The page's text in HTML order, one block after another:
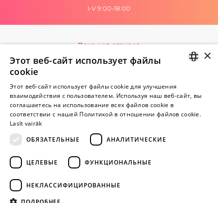
I-V 9:00-18:00
Пока нет отзывов
Внимание! Yesyes.lv содержит откровенную сексуальную
информацию и изо.
+371 29 994 357
info@yesyes.lv
RUSSIAN
×
Этот веб-сайт использует файлы
cookie
Этот веб-сайт использует файлы cookie для улучшения
взаимодействия с пользователем. Используя наш веб-сайт, вы
соглашаетесь на использование всех файлов cookie в
соответствии с нашей Политикой в ​​отношении файлов cookie.
Lasīt vairāk
ОБЯЗАТЕЛЬНЫЕ
АНАЛИТИЧЕСКИЕ
ЦЕЛЕВЫЕ ФУНКЦИОНАЛЬНЫЕ
НЕКЛАССИФИЦИРОВАННЫЕ